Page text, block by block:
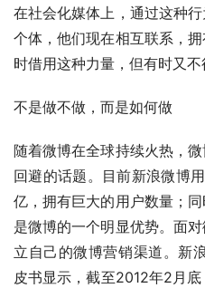
在社会化媒体上，通过这种
个体，他们现在相互联系，
时借用这种力量，但有时又
不是做不做，而是如何做
随着微博在全球持续火热，
回避的话题。目前新浪微博
亿，拥有巨大的用户数量；
是微博的一个明显优势。面
立自己的微博营销渠道。新
皮书显示，截至2012年2月